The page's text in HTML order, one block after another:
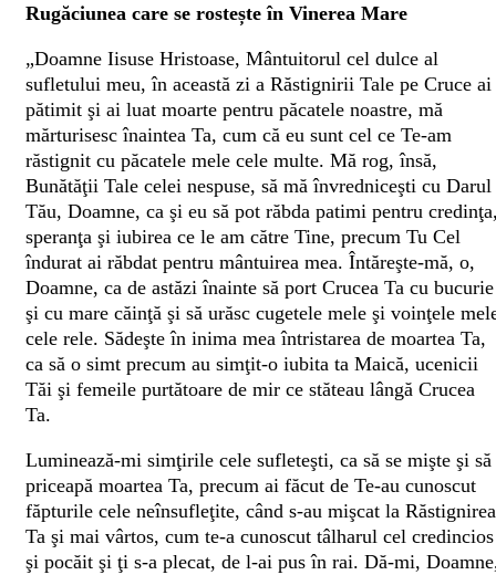
Rugăciunea care se rostește în Vinerea Mare
„Doamne Iisuse Hristoase, Mântuitorul cel dulce al
sufletului meu, în această zi a Răstignirii Tale pe Cruce ai
pătimit şi ai luat moarte pentru păcatele noastre, mă
mărturisesc înaintea Ta, cum că eu sunt cel ce Te-am
răstignit cu păcatele mele cele multe. Mă rog, însă,
Bunătăţii Tale celei nespuse, să mă învredniceşti cu Darul
Tău, Doamne, ca şi eu să pot răbda patimi pentru
speranţa şi iubirea ce le am către Tine, precum Tu Cel
îndurat ai răbdat pentru mântuirea mea. Întăreşte-mă, o,
Doamne, ca de astăzi înainte să port Crucea Ta cu bucurie
şi cu mare căinţă şi să urăsc cugetele mele şi voinţele
cele rele. Sădeşte în inima mea întristarea de moartea Ta,
ca să o simt precum au simţit-o iubita ta Maică, ucenicii
Tăi şi femeile purtătoare de mir ce stăteau lângă Crucea
Ta.
Luminează-mi simţirile cele sufleteşti, ca să se mişte şi să
priceapă moartea Ta, precum ai făcut de Te-au cunoscut
făpturile cele neînsufleţite, când s-au mişcat la Răstignirea
Ta şi mai vârtos, cum te-a cunoscut tâlharul cel credincios
şi pocăit şi ţi s-a plecat, de l-ai pus în rai. Dă-mi,